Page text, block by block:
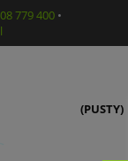
779 400•
(PUSTY)